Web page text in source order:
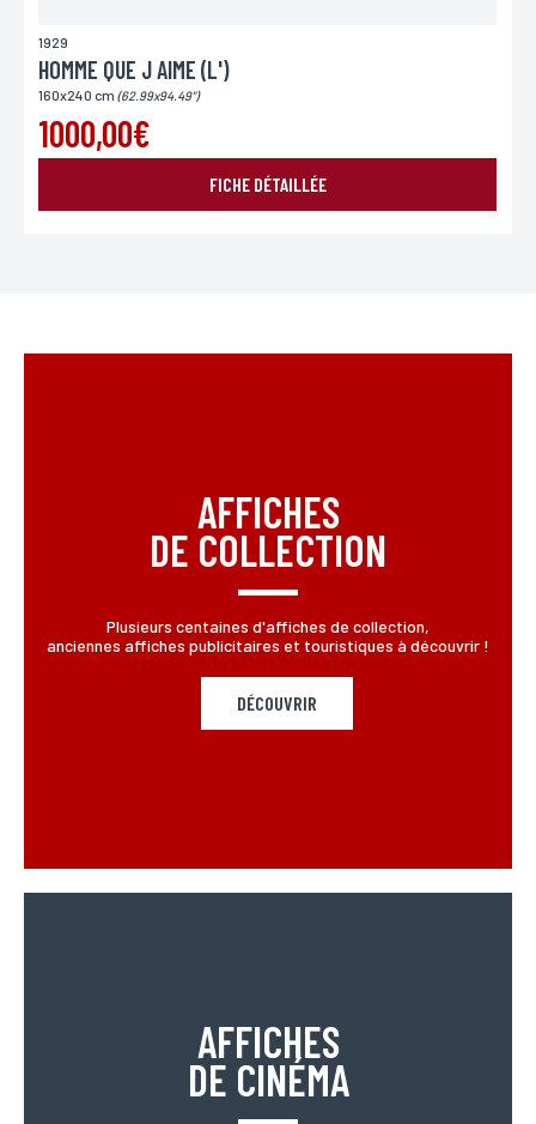
1929
HOMME QUE J AIME (L')
160x240 cm (62.99x94.49")
1000,00€
FICHE DÉTAILLÉE
AFFICHES
DE COLLECTION
Plusieurs centaines d'affiches de collection,
anciennes affiches publicitaires et touristiques à découvrir !
DÉCOUVRIR
AFFICHES
DE CINÉMA